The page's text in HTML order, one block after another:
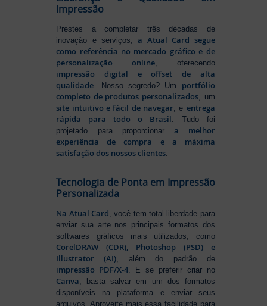
Impressão
Prestes a completar três décadas de
inovação e serviços,a Atual Card segue
como referência no mercado gráfico e de
personalização online, oferecendo
impressão digital e offset de alta
qualidade . Nosso segredo? Um portfólio
completo de produtos personalizados , um
site intuitivo e fácil de navegar , e entrega
rápida para todo o Brasil . Tudo foi
projetado para proporcionara melhor
experiência de compra e a máxima
satisfação dos nossos clientes
Tecnologia de Ponta em Impressão
Personalizada
Na Atual Card , você tem total liberdade para
enviar sua arte nos principais formatos dos
softwares gráficos mais utilizados, como
CorelDRAW (CDR), Photoshop (PSD) e
Illustrator (AI) , além do padrão de
impressão PDF/X-4 . E se preferir criar no
Canva , basta salvar em um dos formatos
disponíveis na plataforma e enviar seus
arquivos. Aproveite mais essa facilidade para